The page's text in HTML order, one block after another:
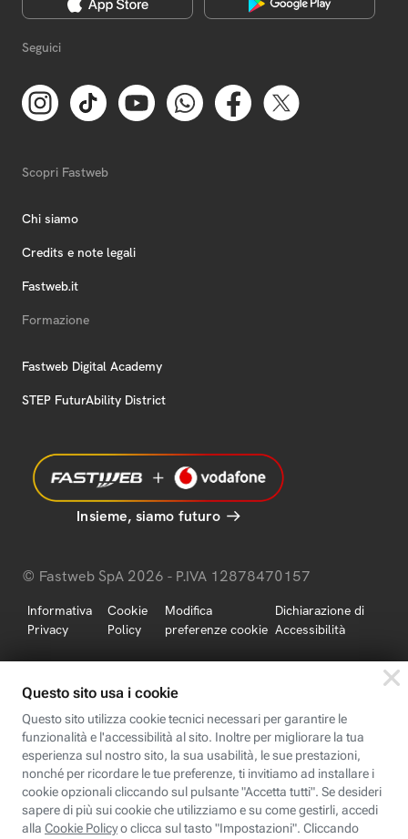
Seguici
Scopri Fastweb
Chi siamo
Credits e note legali
Fastweb.it
Formazione
Fastweb Digital Academy
STEP FuturAbility District
Insieme, siamo futuro
© Fastweb SpA 2026 - P.IVA 12878470157
Informativa
Privacy
Cookie
Policy
Modifica
preferenze cookie
Dichiarazione di
Accessibilità